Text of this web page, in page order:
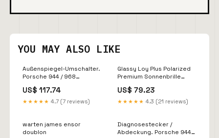
YOU MAY ALSO LIKE
Außenspiegel-Umschalter.
Porsche 944 / 968
US$ 117.74
★★★★★ 4.7 (7 reviews)
Glassy Loy Plus Polarized
Premium Sonnenbrille
US$ 79.23
★★★★★ 4.3 (21 reviews)
warten james ensor
doublon
Diagnosestecker /
Abdeckung. Porsche 944